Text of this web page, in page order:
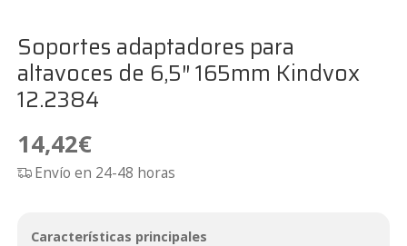
Soportes adaptadores para
altavoces de 6,5″ 165mm Kindvox
12.2384
14,42€
Envío en 24-48 horas
Características principales